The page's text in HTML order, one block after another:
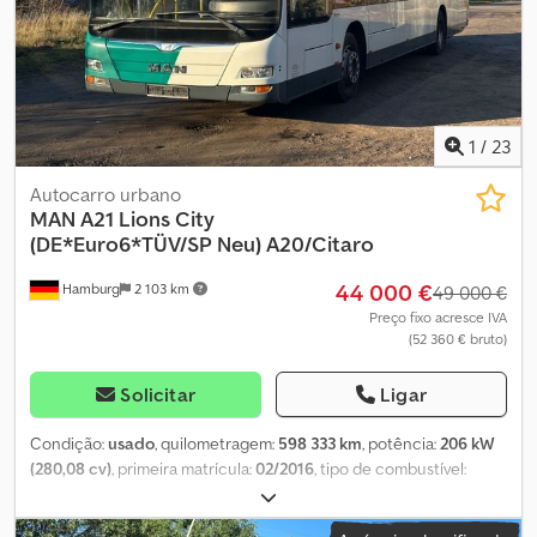
de transporte do veículo, mediante solicitação. Visite a nossa
página no Facebook.
1 / 23
Hamburg 2 103 km
Autocarro urbano
MAN A21 Lions City
(DE*Euro6*TÜV/SP Neu) A20/Citaro
44 000 €49 000 €
Preço fixo acresce IVA
(52 360 € bruto)
Solicitar Ligar
Condição:usado, quilometragem: 598 333 km, potência:206 kW
(280,08 cv), primeira matrícula:02/2016, tipo de combustível:
, tipo de engrenagem:
próxima inspeção (TÜV):12/2026, classe de emissão:Euro 6, cor: